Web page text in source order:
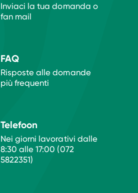
Inviaci la tua domanda o
fan mail
FAQ
Risposte alle domande
più frequenti
Telefoon
Nei giorni lavorativi dalle
8:30 alle 17:00 (072
5822351)